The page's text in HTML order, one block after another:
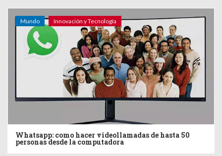
Mundo Innovación y Tecnología
Whatsapp: como hacer videollamadas de hasta 50
personas desde la computadora